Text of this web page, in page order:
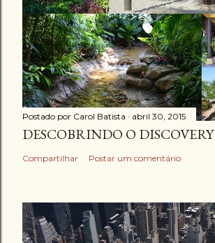
Postado por Carol Batista abril 30, 2015
DESCOBRINDO O
Compartilhar Postar um comentário